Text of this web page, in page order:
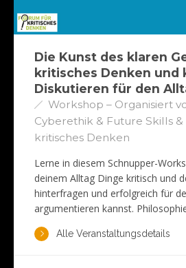
Die Kunst des klaren
kritisches Denken und
Diskutieren für den
Workshop – Organisiert
Cyberethik & Future Skills
kritisches Denken
Lerne in diesem Schnupper-
deinem Alltag Dinge kritisch und
hinterfragen und erfolgreich für
argumentieren kannst.
Alle Veranstaltungsdetails